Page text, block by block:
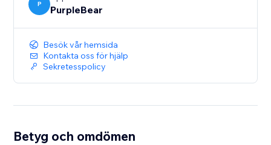
P PurpleBear
Besök vår hemsida
Kontakta oss för hjälp
Sekretesspolicy
Betyg och omdömen